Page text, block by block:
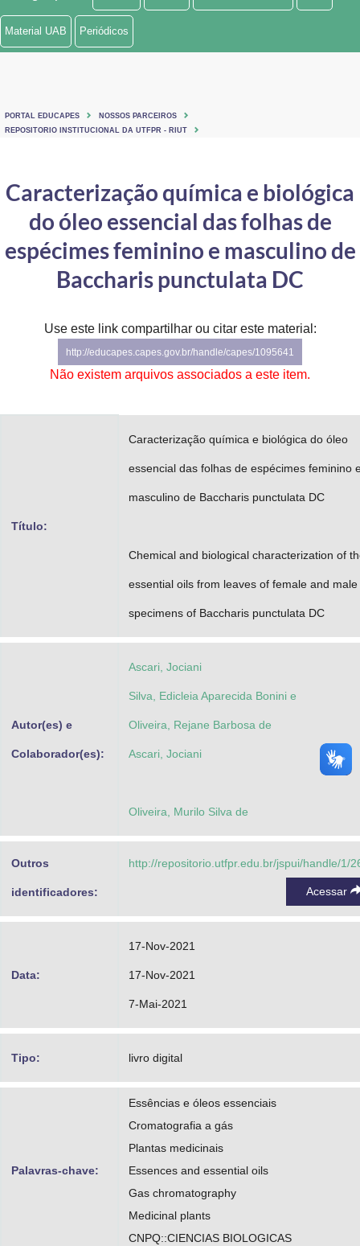
Ministério de Minas e Energia
Ministério do Turismo
Controladoria-Geral da União
Secretaria-Geral
Gabinete de Segurança Institucional
Advocacia-Geral da União
Material UAB Periódicos
PORTAL EDUCAPES
NOSSOS PARCEIROS
REPOSITORIO INSTITUCIONAL DA UTFPR - RIUT
Caracterização química e biológica
do óleo essencial das folhas de
espécimes feminino e masculino de
Baccharis punctulata DC
Use este link compartilhar ou citar este material:
http://educapes.capes.gov.br/handle/capes/1095641
Não existem arquivos associados a este item.
Título:
Caracterização química e biológica do óleo
essencial das folhas de espécimes feminino
masculino de Baccharis punctulata DC
Chemical and biological characterization of
essential oils from leaves of female and male
specimens of Baccharis punctulata DC
Autor(es) e
Colaborador(es):
Ascari, Jociani
Silva, Edicleia Aparecida Bonini e
Oliveira, Rejane Barbosa de
Ascari, Jociani
Oliveira, Murilo Silva de
Outros
identificadores:
http://repositorio.utfpr.edu.br/jspui/handle/1/
Acessar
Data:
17-Nov-2021
17-Nov-2021
7-Mai-2021
Tipo: livro digital
Palavras-chave:
Essências e óleos essenciais
Cromatografia a gás
Plantas medicinais
Essences and essential oils
Gas chromatography
Medicinal plants
CNPQ::CIENCIAS BIOLOGICAS